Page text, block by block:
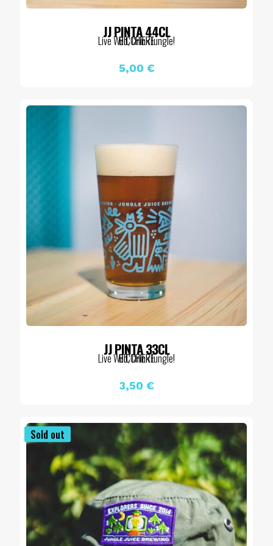
JJ PINTA 44CL
BICCHIERE
Live Wild, Drink Jungle!
5,00 €
JJ PINTA 33CL
BICCHIERE
Live Wild, Drink Jungle!
3,50 €
Sold out